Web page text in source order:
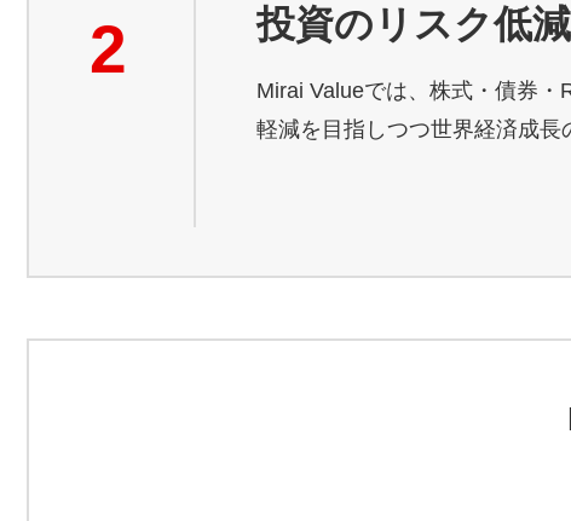
2 投資のリスク低
Mirai Valueでは、株式・債券
軽減を目指しつつ世界経済成長